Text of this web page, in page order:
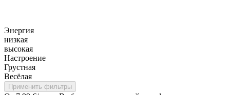
Энергия
низкая
высокая
Настроение
Грустная
Весёлая
Применить фильтры